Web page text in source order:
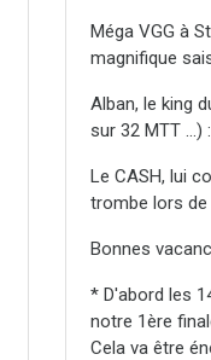
Méga VGG à
magnifique
Alban, le king
sur 32 MTT ...)
Le CASH, lui
trombe lors
Bonnes
* D'abord les
notre 1ère
Cela va être